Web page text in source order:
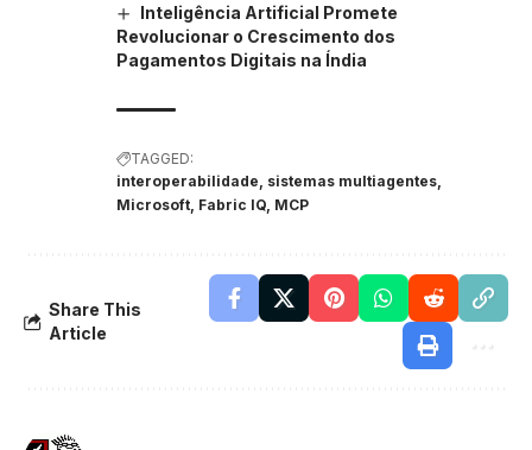
Inteligência Artificial Promete
Revolucionar o Crescimento dos
Pagamentos Digitais na Índia
TAGGED:
interoperabilidade, sistemas multiagentes,
Microsoft, Fabric IQ, MCP
Share This
Article